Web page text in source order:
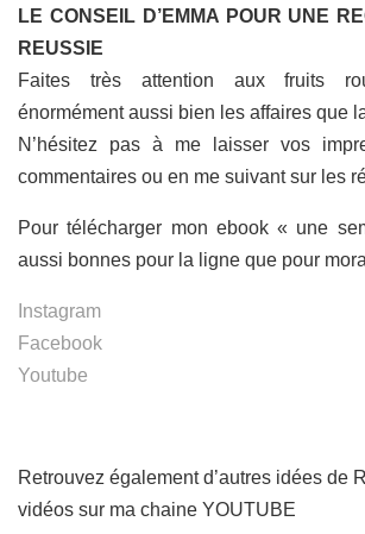
LE CONSEIL D’EMMA POUR UNE
REUSSIE
Faites très attention aux fruits
énormément aussi bien les affaires que
N’hésitez pas à me laisser vos
commentaires ou en me suivant sur les
Pour télécharger mon ebook « une
aussi bonnes pour la ligne que pour
Instagram
Facebook
Youtube
Retrouvez également d’autres idées de
vidéos sur ma chaine YOUTUBE